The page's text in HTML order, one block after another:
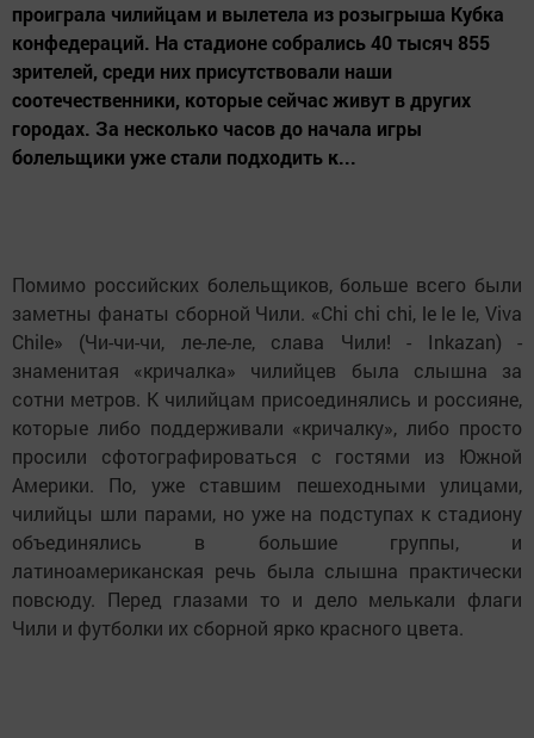
проиграла чилийцам и вылетела из розыгрыша Кубка
конфедераций. На стадионе собрались 40 тысяч 855
зрителей, среди них присутствовали наши
соотечественники, которые сейчас живут в других
городах. За несколько часов до начала игры
болельщики уже стали подходить к...
Помимо российских болельщиков, больше всего были
заметны фанаты сборной Чили. «Chi chi chi, le le le, Viva
Chile» (Чи-чи-чи, ле-ле-ле, слава Чили! - Inkazan) -
знаменитая «кричалка» чилийцев была слышна за
сотни метров. К чилийцам присоединялись и россияне,
которые либо поддерживали «кричалку», либо просто
просили сфотографироваться с гостями из Южной
Америки. По, уже ставшим пешеходными улицами,
чилийцы шли парами, но уже на подступах к стадиону
объединялись в большие группы, и
латиноамериканская речь была слышна практически
повсюду. Перед глазами то и дело мелькали флаги
Чили и футболки их сборной ярко красного цвета.